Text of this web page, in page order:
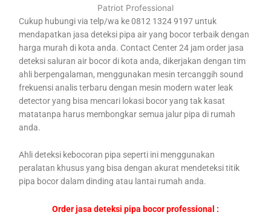
Patriot Professional
Cukup hubungi via telp/wa ke 0812 1324 9197 untuk
mendapatkan jasa deteksi pipa air yang bocor terbaik dengan
harga murah di kota anda. Contact Center 24 jam order jasa
deteksi saluran air bocor di kota anda, dikerjakan dengan tim
ahli berpengalaman, menggunakan mesin tercanggih sound
frekuensi analis terbaru dengan mesin modern water leak
detector yang bisa mencari lokasi bocor yang tak kasat
matatanpa harus membongkar semua jalur pipa di rumah
anda.
Ahli deteksi kebocoran pipa seperti ini menggunakan
peralatan khusus yang bisa dengan akurat mendeteksi titik
pipa bocor dalam dinding atau lantai rumah anda.
Order jasa deteksi pipa bocor professional :